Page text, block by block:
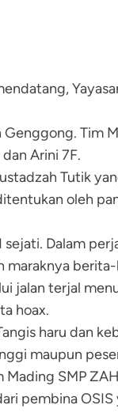
Tim
Arini 7F.
Tutik
oleh
Dalam
jalan terjal
hoax.
haru dan
maupun
SMP
pembina